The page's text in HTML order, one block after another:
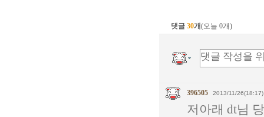
댓글 30개(오늘 0개)
396505 2013/11/26(18:17)
저아래 dt님